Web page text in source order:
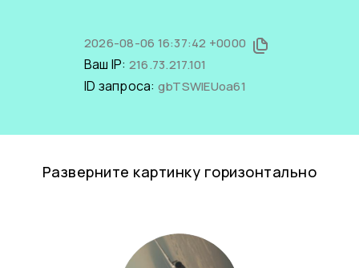
2026-08-06 16:37:42 +0000
Ваш IP: 216.73.217.101
ID запроса: gbTSWlEUoa61
Разверните картинку горизонтально